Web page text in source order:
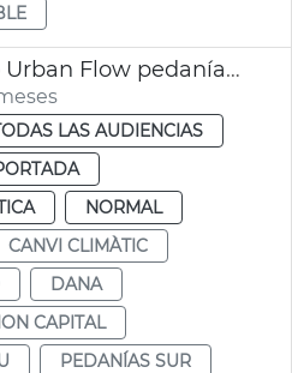
Proyecto europeo Urban Flow pedanías Sur resilientes cambio climático
LAS AUDIENCIAS
NORMAL
CANVI CLIMÀTIC
DANA
CAPITAL
PEDANÍAS SUR